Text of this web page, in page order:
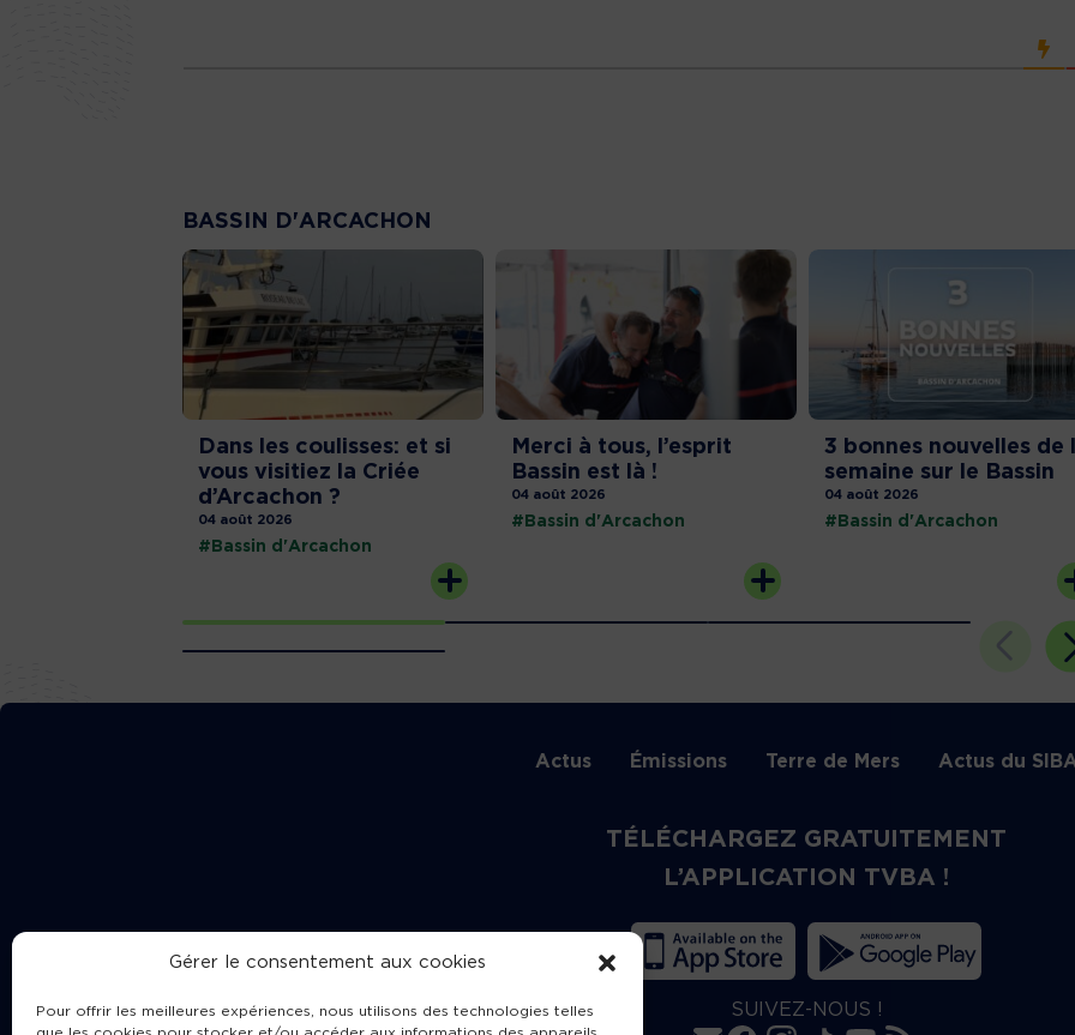
Gérer le consentement aux cookies
Pour offrir les meilleures expériences, nous utilisons des technologies telles
BASSIN D'ARCACHON
Dans les coulisses: et si
vous visitiez la Criée
d’Arcachon ?
04 août 2026
#Bassin d'Arcachon
Merci à tous, l’esprit
Bassin est là !
04 août 2026
#Bassin d'Arcachon
3 bonnes nouvelles de
semaine sur le Bassin
04 août 2026
#Bassin d'Arcachon
Actus Émissions Terre de Mers Actus du
TÉLÉCHARGEZ GRATUITEMENT
L’APPLICATION TVBA !
SUIVEZ-NOUS !